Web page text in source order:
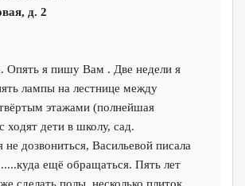
д. 2
Опять я пишу Вам . Две недели я
лампы на лестнице между
этажами (полнейшая
ходят дети в школу, сад.
не дозвониться, Васильевой писала
ещё обращаться. Пять лет